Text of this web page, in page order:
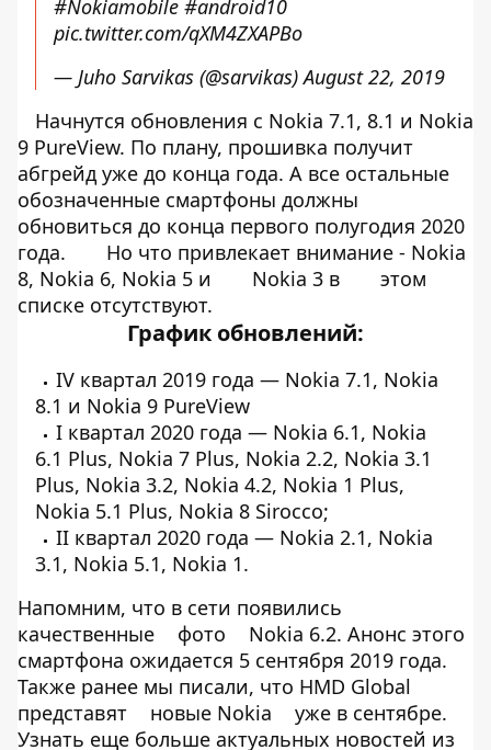
#Nokiamobile #android10
pic.twitter.com/qXM4ZXAPBo
— Juho Sarvikas (@sarvikas)August 22, 2019
Начнутся обновления с Nokia 7.1, 8.1 и Nokia
9 PureView. По плану, прошивка получит
абгрейд уже до конца года. А все остальные
обозначенные смартфоны должны
обновиться до конца первого полугодия 2020
года.
Но что привлекает внимание - Nokia
8, Nokia 6, Nokia 5 и
Nokia 3 в
этом
списке отсутствуют.
График обновлений:
IV квартал 2019 года — Nokia 7.1, Nokia
8.1 и Nokia 9 PureView
I квартал 2020 года — Nokia 6.1, Nokia
6.1 Plus, Nokia 7 Plus, Nokia 2.2, Nokia 3.1
Plus, Nokia 3.2, Nokia 4.2, Nokia 1 Plus,
Nokia 5.1 Plus, Nokia 8 Sirocco;
II квартал 2020 года — Nokia 2.1, Nokia
3.1, Nokia 5.1, Nokia 1.
Напомним, что в сети появились
качественные
фото
Nokia 6.2. Анонс этого
смартфона ожидается 5 сентября 2019 года.
Также ранее мы писали, что HMD Global
представят
новые Nokia
уже в сентябре.
Узнать еще больше актуальных новостей из